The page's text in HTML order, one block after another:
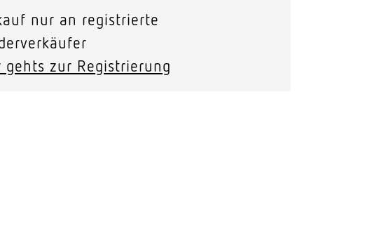
nur an registrierte
gehts zur Registrierung